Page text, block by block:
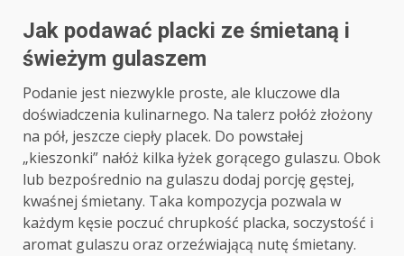
Jak podawać placki ze śmietaną i
świeżym gulaszem
Podanie jest niezwykle proste, ale kluczowe dla
doświadczenia kulinarnego. Na talerz połóż złożony
na pół, jeszcze ciepły placek. Do powstałej
„kieszonki” nałóż kilka łyżek gorącego gulaszu. Obok
lub bezpośrednio na gulaszu dodaj porcję gęstej,
kwaśnej śmietany. Taka kompozycja pozwala w
każdym kęsie poczuć chrupkość placka, soczystość i
aromat gulaszu oraz orzeźwiającą nutę śmietany.